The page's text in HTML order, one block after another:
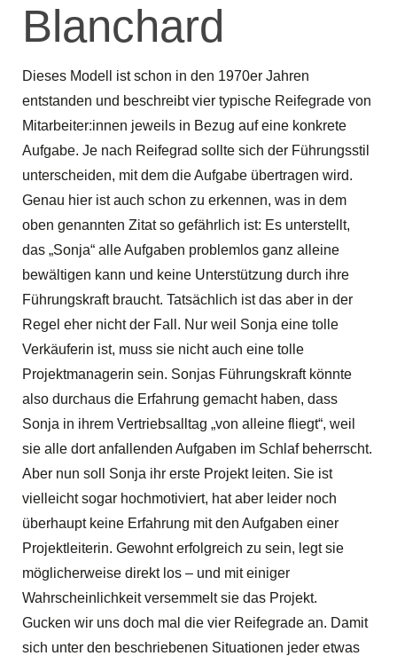
Blanchard
Dieses Modell ist schon in den 1970er Jahren
entstanden und beschreibt vier typische Reifegrade von
Mitarbeiter:innen jeweils in Bezug auf eine konkrete
Aufgabe. Je nach Reifegrad sollte sich der Führungsstil
unterscheiden, mit dem die Aufgabe übertragen wird.
Genau hier ist auch schon zu erkennen, was in dem
oben genannten Zitat so gefährlich ist: Es unterstellt,
das „Sonja“ alle Aufgaben problemlos ganz alleine
bewältigen kann und keine Unterstützung durch ihre
Führungskraft braucht. Tatsächlich ist das aber in der
Regel eher nicht der Fall. Nur weil Sonja eine tolle
Verkäuferin ist, muss sie nicht auch eine tolle
Projektmanagerin sein. Sonjas Führungskraft könnte
also durchaus die Erfahrung gemacht haben, dass
Sonja in ihrem Vertriebsalltag „von alleine fliegt“, weil
sie alle dort anfallenden Aufgaben im Schlaf beherrscht.
Aber nun soll Sonja ihr erste Projekt leiten. Sie ist
vielleicht sogar hochmotiviert, hat aber leider noch
überhaupt keine Erfahrung mit den Aufgaben einer
Projektleiterin. Gewohnt erfolgreich zu sein, legt sie
möglicherweise direkt los – und mit einiger
Wahrscheinlichkeit versemmelt sie das Projekt.
Gucken wir uns doch mal die vier Reifegrade an. Damit
sich unter den beschriebenen Situationen jeder etwas